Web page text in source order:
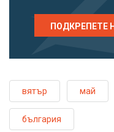
ПОДКРЕПЕТЕ
вятър май
българия